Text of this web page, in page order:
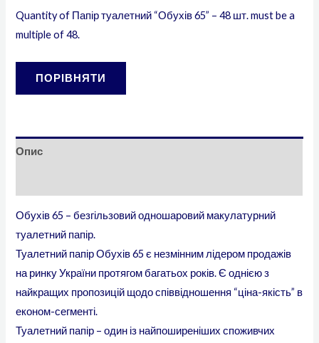
Quantity of Папір туалетний “Обухів 65” – 48 шт. must be a
multiple of 48.
ПОРІВНЯТИ
Опис
Обухів 65 – безгільзовий одношаровий макулатурний
туалетний папір.
Туалетний папір Обухів 65 є незмінним лідером продажів
на ринку України протягом багатьох років. Є однією з
найкращих пропозицій щодо співвідношення “ціна-якість” в
економ-сегменті.
Туалетний папір – один із найпоширеніших споживчих